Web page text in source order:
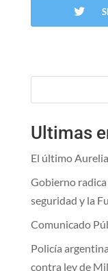
Ultimas
El último
Gobierno
seguridad y la
Comunicado
Policía
contra ley de